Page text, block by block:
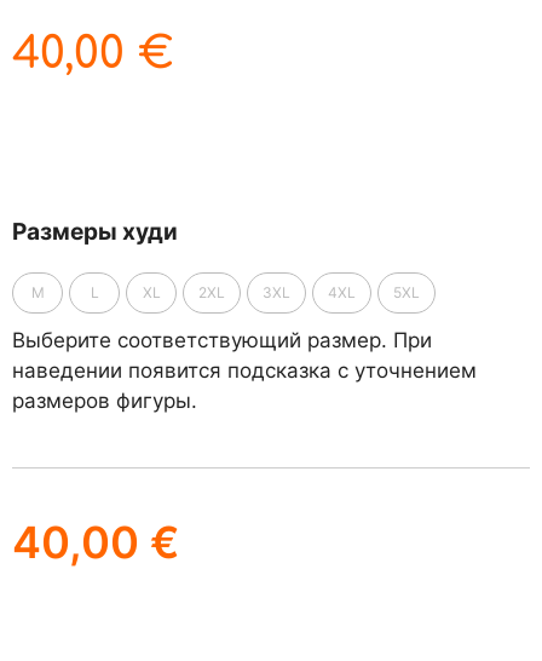
40,00 €
Размеры худи
M L XL 2XL 3XL 4XL 5XL
Выберите соответствующий размер. При
наведении появится подсказка с уточнением
размеров фигуры.
40,00 €